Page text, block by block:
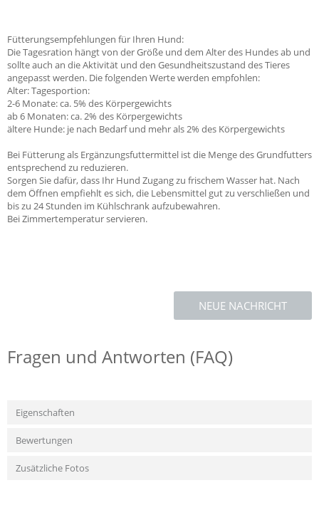
Fütterungsempfehlungen für Ihren Hund:
Die Tagesration hängt von der Größe und dem Alter des Hundes ab und
sollte auch an die Aktivität und den Gesundheitszustand des Tieres
angepasst werden. Die folgenden Werte werden empfohlen:
Alter: Tagesportion:
2-6 Monate: ca. 5% des Körpergewichts
ab 6 Monaten: ca. 2% des Körpergewichts
ältere Hunde: je nach Bedarf und mehr als 2% des Körpergewichts
Bei Fütterung als Ergänzungsfuttermittel ist die Menge des Grundfutters
entsprechend zu reduzieren.
Sorgen Sie dafür, dass Ihr Hund Zugang zu frischem Wasser hat. Nach
dem Öffnen empfiehlt es sich, die Lebensmittel gut zu verschließen und
bis zu 24 Stunden im Kühlschrank aufzubewahren.
Bei Zimmertemperatur servieren.
NEUE NACHRICHT
Fragen und Antworten (FAQ)
Eigenschaften
Bewertungen
Zusätzliche Fotos